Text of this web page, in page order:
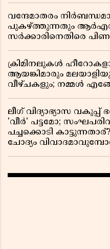
വന്ദേമാതരം
പുകഴ്ത്തുന്നതും
സർക്കാരിനെതിരെ
ക്രിമിനലുകൾ
ആയങ്കിമാരും
വീഴ്ചകളും; നമ്മൾ
ലീഗ് വിദ്യാഭ്യാസ
'വീർ' പട്ടമോ;
പച്ചക്കൊടി
ചോദ്യം